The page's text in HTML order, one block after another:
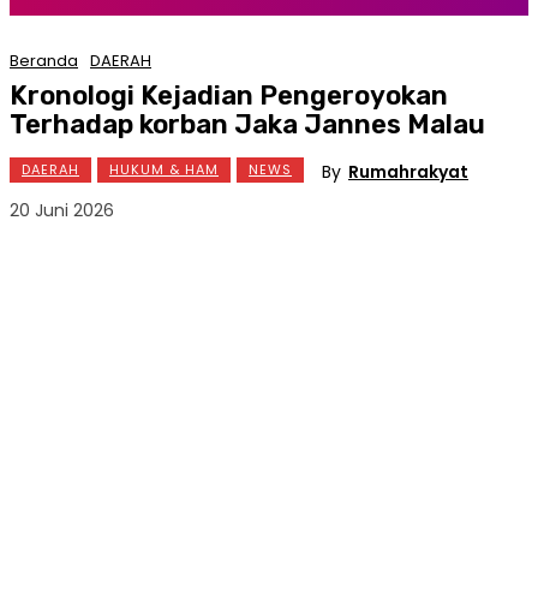
Beranda DAERAH
Kronologi Kejadian Pengeroyokan
Terhadap korban Jaka Jannes Malau
DAERAH HUKUM & HAM NEWS By Rumahrakyat
20 Juni 2026